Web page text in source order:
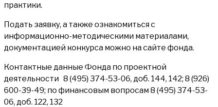
практики.
Подать заявку, а также ознакомиться с
информационно-методическими материалами,
документацией конкурса можно на сайте фонда.
Контактные данные Фонда по проектной
деятельности 8 (495) 374-53-06, доб. 144, 142; 8 (926)
600-39-49; по финансовым вопросам 8 (495) 374-53-
06, доб. 122, 132